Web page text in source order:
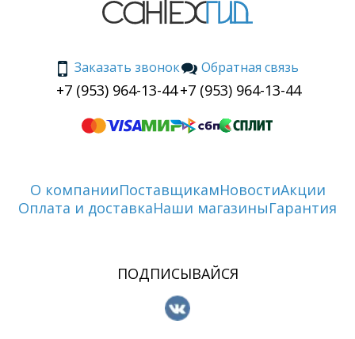
Заказать звонок
+7 (953) 964-13-44
Обратная связь
+7 (953) 964-13-44
О компанииПоставщикамНовостиАкции
Оплата и доставкаНаши магазиныГарантия
ПОДПИСЫВАЙСЯ